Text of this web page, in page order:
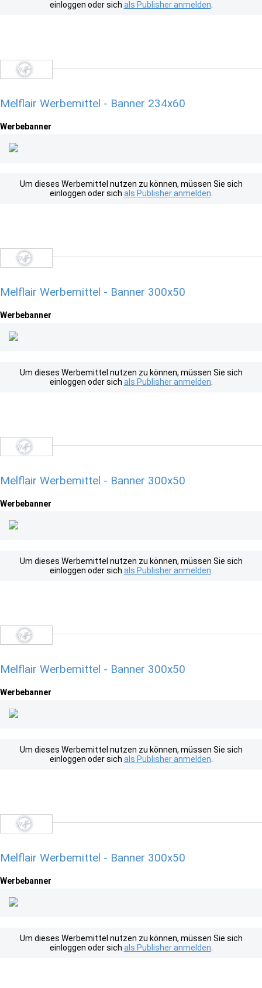
einloggen oder sich als Publisher anmelden
Melflair Werbemittel - Banner 234x60
Werbebanner
Um dieses Werbemittel nutzen zu können, müssen Sie sich
einloggen oder sich als Publisher anmelden
Melflair Werbemittel - Banner 300x50
Werbebanner
Um dieses Werbemittel nutzen zu können, müssen Sie sich
einloggen oder sich als Publisher anmelden
Melflair Werbemittel - Banner 300x50
Werbebanner
Um dieses Werbemittel nutzen zu können, müssen Sie sich
einloggen oder sich als Publisher anmelden
Melflair Werbemittel - Banner 300x50
Werbebanner
Um dieses Werbemittel nutzen zu können, müssen Sie sich
einloggen oder sich als Publisher anmelden
Melflair Werbemittel - Banner 300x50
Werbebanner
Um dieses Werbemittel nutzen zu können, müssen Sie sich
einloggen oder sich als Publisher anmelden